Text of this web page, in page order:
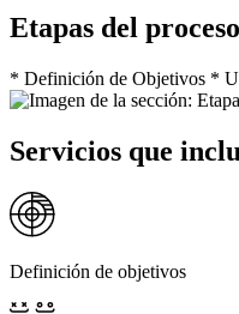
Etapas del proceso
* Definición de Objetivos *
Servicios que
Definición de objetivos